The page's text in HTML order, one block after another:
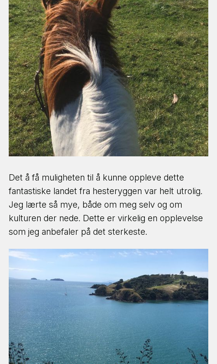
Det å få muligheten til å kunne oppleve dette
fantastiske landet fra hesteryggen var helt utrolig.
Jeg lærte så mye, både om meg selv og om
kulturen der nede. Dette er virkelig en opplevelse
som jeg anbefaler på det sterkeste.
JOBB MED DYR
HAV & MARINELIV
GÅRDSLIV
GRUPPEREISER & SPENNING